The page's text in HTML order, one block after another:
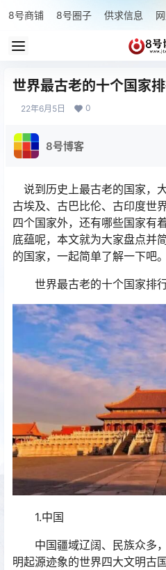
8号商铺 8号圈子 供求信息
世界最古老的十个国家
22年6月5日 0
8号博客
说到历史上最古老的国家，
古埃及、古巴比伦、古印度世
四个国家外，还有哪些国家有
底蕴呢，本文就为大家盘点并
的国家，一起简单了解一下吧。
世界最古老的十个国家排
1.中国
中国疆域辽阔、民族众多
明起源迹象的世界四大文明古